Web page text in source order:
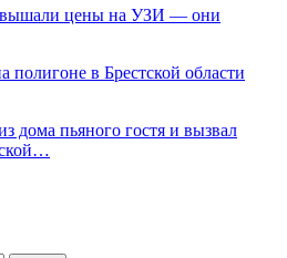
цены на УЗИ — они
полигоне в Брестской области
дома пьяного гостя и вызвал